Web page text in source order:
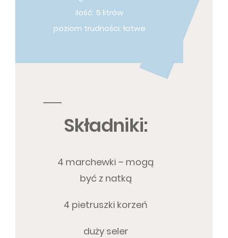
ilość: 5 litrów
poziom trudności: łatwe
Składniki:
4 marchewki – mogą
być z natką
4 pietruszki korzeń
duży seler